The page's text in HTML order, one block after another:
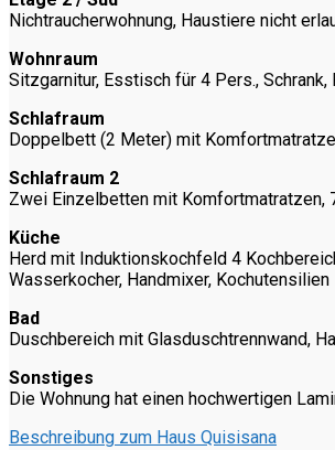
Nichtraucherwohnung, Haustiere nicht
Wohnraum
Sitzgarnitur, Esstisch für 4 Pers.,
Schlafraum
Doppelbett (2 Meter) mit
Schlafraum 2
Zwei Einzelbetten mit Komfortmatratzen,
Küche
Herd mit Induktionskochfeld 4
Wasserkocher, Handmixer, Kochutensilien
Bad
Duschbereich mit Glasduschtrennwand,
Sonstiges
Die Wohnung hat einen hochwertigen
Beschreibung zum Haus Quisisana